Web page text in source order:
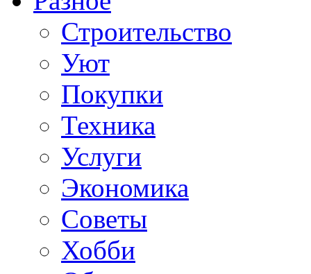
Строительство
Уют
Покупки
Техника
Услуги
Экономика
Советы
Хобби